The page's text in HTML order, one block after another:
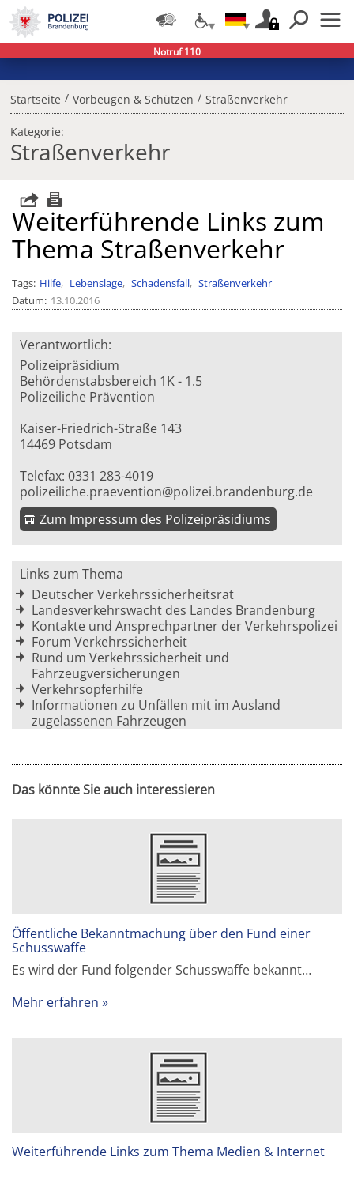
Startseite / Vorbeugen & Schützen / Straßenverkehr
Kategorie:
Straßenverkehr
Weiterführende Links zum
Thema Straßenverkehr
Tags Hilfe Lebenslage Schadensfall
Straßenverkehr
Datum 13.10.2016
Verantwortlich:
Polizeipräsidium
Behördenstabsbereich 1K - 1.5
Polizeiliche Prävention
Kaiser-Friedrich-Straße 143
14469 Potsdam
Telefax: 0331 283-4019
polizeiliche.praevention@polizei.brandenburg.de
Zum Impressum des Polizeipräsidiums
Links zum Thema
Deutscher Verkehrssicherheitsrat
Landesverkehrswacht des Landes Brandenburg
Kontakte und Ansprechpartner der Verkehrspolizei
Forum Verkehrssicherheit
Rund um Verkehrssicherheit und
Fahrzeugversicherungen
Verkehrsopferhilfe
Informationen zu Unfällen mit im Ausland
zugelassenen Fahrzeugen
Das könnte Sie auch interessieren
Öffentliche Bekanntmachung über den Fund einer
Schusswaffe
Es wird der Fund folgender Schusswaffe bekannt…
Mehr erfahren
Weiterführende Links zum Thema Medien & Internet
Notruf 110